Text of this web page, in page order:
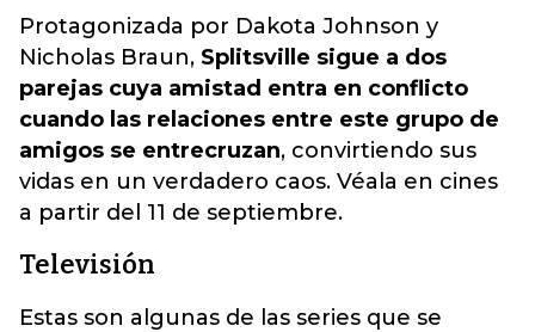
Protagonizada por Dakota Johnson y
Nicholas Braun, Splitsville sigue a dos
parejas cuya amistad entra en conflicto
cuando las relaciones entre este grupo de
amigos se entrecruzan, convirtiendo sus
vidas en un verdadero caos. Véala en cines
a partir del 11 de septiembre.
Televisión
Estas son algunas de las series que se